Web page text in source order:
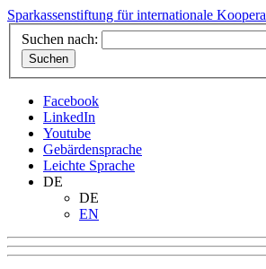
Sparkassenstiftung für internationale
Suchen nach:
Facebook
LinkedIn
Youtube
Gebärdensprache
Leichte Sprache
DE
DE
EN